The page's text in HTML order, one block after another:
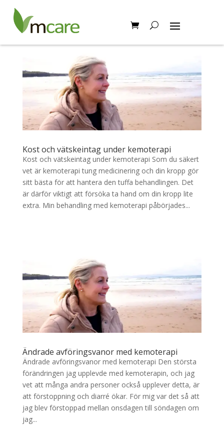
Kost och vätskeintag under kemoterapi
Kost och vätskeintag under kemoterapi Som du säkert
vet är kemoterapi tung medicinering och din kropp gör
sitt bästa för att hantera den tuffa behandlingen. Det
är därför viktigt att försöka ta hand om din kropp lite
extra. Min behandling med kemoterapi påbörjades...
Ändrade avföringsvanor med kemoterapi
Ändrade avföringsvanor med kemoterapi Den största
förändringen jag upplevde med kemoterapin, och jag
vet att många andra personer också upplever detta, är
att förstoppning och diarré ökar. För mig var det så att
jag blev förstoppad mellan onsdagen till söndagen om
jag...